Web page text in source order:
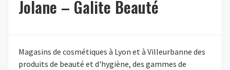
Jolane – Galite Beauté
Magasins de cosmétiques à Lyon et à Villeurbanne des
produits de beauté et d'hygiène, des gammes de